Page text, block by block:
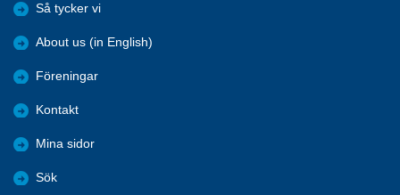
Så tycker vi
About us (in English)
Föreningar
Kontakt
Mina sidor
Sök